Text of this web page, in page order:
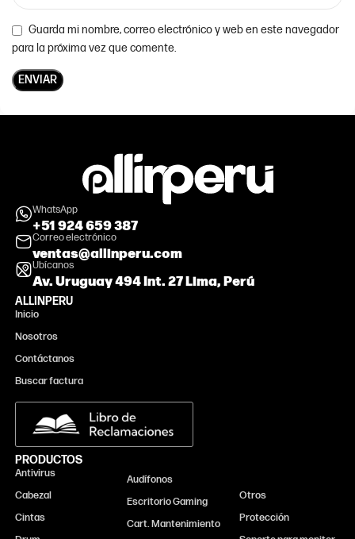
Guarda mi nombre, correo electrónico y web en este navegador
para la próxima vez que comente.
WhatsApp
+51 924 659 387
Correo electrónico
ventas@allinperu.com
Ubícanos
Av. Uruguay 494 Int. 27 Lima, Perú
ALLINPERU
Inicio
Nosotros
Contáctanos
Buscar factura
PRODUCTOS
Antivirus
Cabezal
Cintas
Audífonos
Escritorio Gaming
Cart. Mantenimiento
Otros
Protección